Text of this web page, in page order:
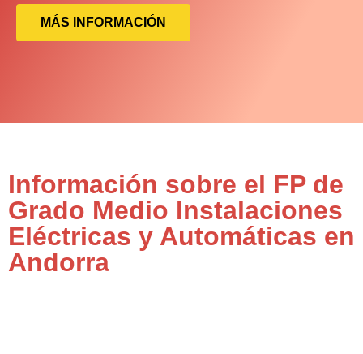
MÁS INFORMACIÓN
Información sobre el FP de
Grado Medio Instalaciones
Eléctricas y Automáticas en
Andorra